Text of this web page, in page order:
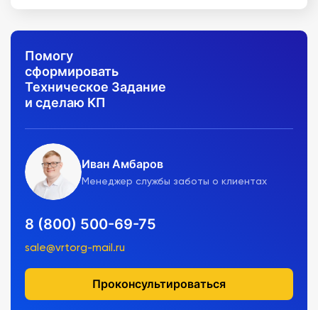
Помогу
сформировать
Техническое Задание
и сделаю КП
Иван Амбаров
Менеджер службы заботы о клиентах
8 (800) 500-69-75
sale@vrtorg-mail.ru
Проконсультироваться